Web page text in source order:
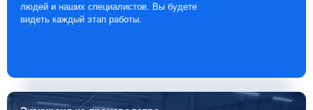
людей и наших специалистов. Вы будете
видеть каждый этап работы.